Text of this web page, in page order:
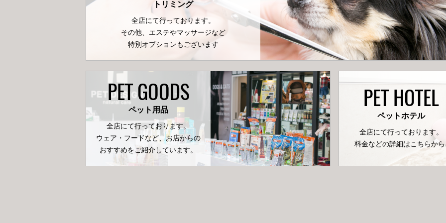
トリミング
全店にて行っております。
その他、エステやマッサージなど
特別オプションもございます
PET GOODS
ペット用品
全店にて行っております。
ウェア・フードなど、お店からの
おすすめをご紹介しています。
PET HOTEL
ペットホテル
全店にて行っております。
料金などの詳細はこちらから